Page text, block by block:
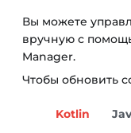
Вы можете
вручную с
Manager.
Чтобы обновить
Kotlin